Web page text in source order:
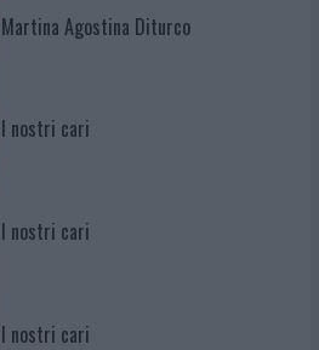
Martina Agostina Diturco
I nostri cari
I nostri cari
I nostri cari